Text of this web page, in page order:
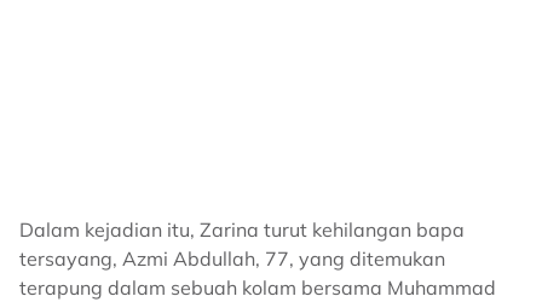
Dalam kejadian itu, Zarina turut kehilangan bapa
tersayang, Azmi Abdullah, 77, yang ditemukan
terapung dalam sebuah kolam bersama Muhammad